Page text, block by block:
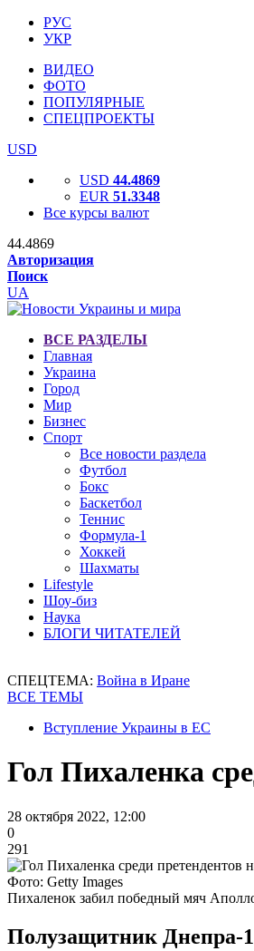
РУС
УКР
ВИДЕО
ФОТО
ПОПУЛЯРНЫЕ
СПЕЦПРОЕКТЫ
USD
USD 44.4869
EUR 51.3348
Все курсы валют
44.4869
Авторизация
Поиск
UA
ВСЕ РАЗДЕЛЫ
Главная
Украина
Город
Мир
Бизнес
Спорт
Все новости раздела
Футбол
Бокс
Баскетбол
Теннис
Формула-1
Хоккей
Шахматы
Lifestyle
Шоу-биз
Наука
БЛОГИ ЧИТАТЕЛЕЙ
СПЕЦТЕМА: Война в Иране
ВСЕ ТЕМЫ
Вступление Украины в ЕС
Гол Пихаленка
28 октября 2022, 12:00
0
291
Фото: Getty Images
Пихаленок забил победный мяч
Полузащитник Днепра-